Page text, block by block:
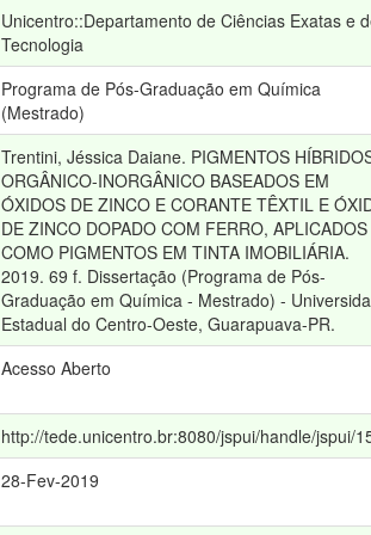
Unicentro::Departamento de Ciências Exatas e
Tecnologia
Programa de Pós-Graduação em Química
(Mestrado)
Trentini, Jéssica Daiane. PIGMENTOS
ORGÂNICO-INORGÂNICO BASEADOS EM
ÓXIDOS DE ZINCO E CORANTE TÊXTIL E
DE ZINCO DOPADO COM FERRO, APLICADOS
COMO PIGMENTOS EM TINTA IMOBILIÁRIA.
2019. 69 f. Dissertação (Programa de Pós-
Graduação em Química - Mestrado) -
Estadual do Centro-Oeste, Guarapuava-PR.
Acesso Aberto
http://tede.unicentro.br:8080/jspui/handle/jspui/
28-Fev-2019